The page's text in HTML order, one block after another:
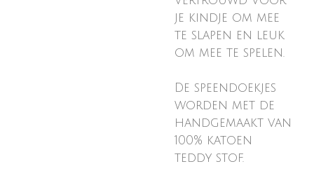
je kindje om mee
te slapen en leuk
om mee te spelen.
De speendoekjes
worden met de
handgemaakt van
100% katoen
teddy stof.